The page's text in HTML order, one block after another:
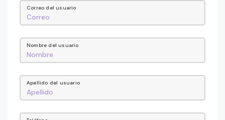
Correo del usuario
Nombre del usuario
Apellido del usuario